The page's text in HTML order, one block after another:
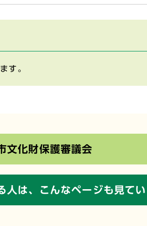
す。
文化財保護審議会
人は、 こんなページも見て